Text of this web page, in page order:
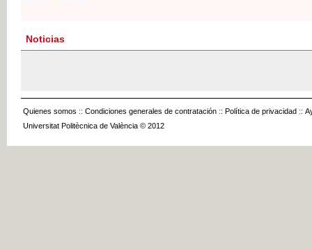
Noticias
Quienes somos :: Condiciones generales de contratación :: Política de privacidad ::
Universitat Politècnica de València © 2012